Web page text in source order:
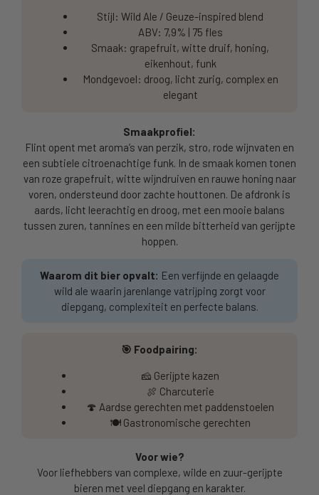
Stijl: Wild Ale / Geuze-inspired blend
ABV: 7,9% | 75 fles
Smaak: grapefruit, witte druif, honing,
eikenhout, funk
Mondgevoel: droog, licht zurig, complex en
elegant
Smaakprofiel:
Flint opent met aroma’s van perzik, stro, rode wijnvaten en
een subtiele citroenachtige funk. In de smaak komen tonen
van roze grapefruit, witte wijndruiven en rauwe honing naar
voren, ondersteund door zachte houttonen. De afdronk is
aards, licht leerachtig en droog, met een mooie balans
tussen zuren, tannines en een milde bitterheid van gerijpte
hoppen.
Waarom dit bier opvalt: Een verfijnde en gelaagde
wild ale waarin jarenlange vatrijping zorgt voor
diepgang, complexiteit en perfecte balans.
🎯 Foodpairing:
🧀 Gerijpte kazen
🍖 Charcuterie
🍄 Aardse gerechten met paddenstoelen
🍽️ Gastronomische gerechten
Voor wie?
Voor liefhebbers van complexe, wilde en zuur-gerijpte
bieren met veel diepgang en karakter.